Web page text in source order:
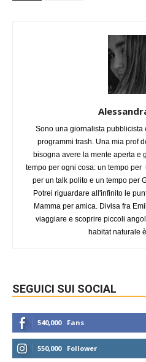
Sono una giornalista pubblicista
programmi trash. Una mia prof
bisogna avere la mente aperta e
tempo per ogni cosa: un tempo
per un talk polito e un tempo per
Potrei riguardare all'infinito le
Mamma per amica. Divisa fra
viaggiare e scoprire piccoli
habitat naturale
SEGUICI SUI SOCIAL
540,000 Fans
550,000 Follower